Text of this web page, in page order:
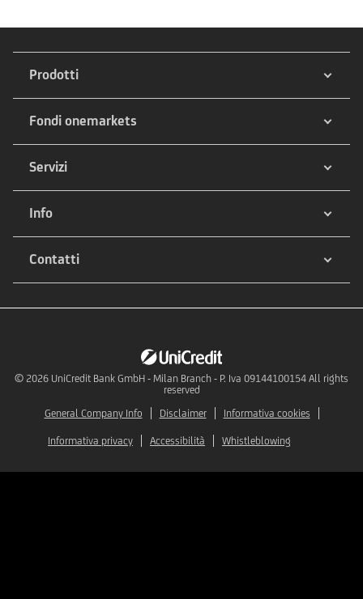
Prodotti
Fondi onemarkets
Servizi
Info
Contatti
© 2026 UniCredit Bank GmbH - Milan Branch - P. Iva 09144100154 All rights
reserved
General Company Info
Disclaimer Informativa cookies
Informativa privacy Accessibilità Whistleblowing